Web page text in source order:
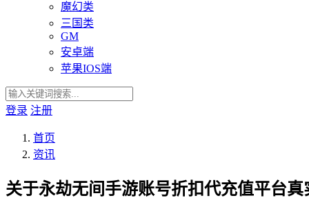
魔幻类
三国类
GM
安卓端
苹果IOS端
登录 注册
首页
资讯
关于永劫无间手游账号折扣代充值平台